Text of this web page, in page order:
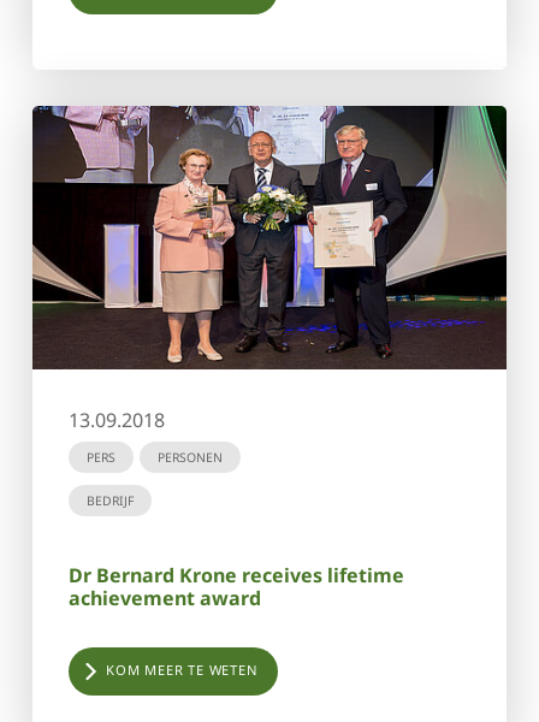
13.09.2018
PERS PERSONEN
BEDRIJF
Dr Bernard Krone receives lifetime
achievement award
KOM MEER TE WETEN